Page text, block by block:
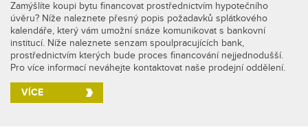
Zamýšlíte koupi bytu financovat prostřednictvím hypotečního
úvěru? Níže naleznete přesný popis požadavků splátkového
kalendáře, který vám umožní snáze komunikovat s bankovní
institucí. Níže naleznete senzam spoulpracujících bank,
prostřednictvím kterých bude proces financování nejjednodušší.
Pro více informací neváhejte kontaktovat naše prodejní oddělení.
VÍCE